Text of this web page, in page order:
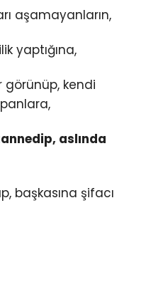
aşamayanların,
yaptığına,
kendi
aslında
başkasına şifacı